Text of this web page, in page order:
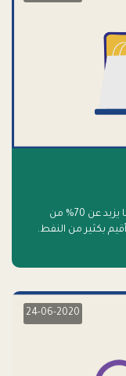
تشهد المملكة العربية السعودية حاليا تنامي ما يزيد عن 70% من
بكثير من النفط.
24-06-2020